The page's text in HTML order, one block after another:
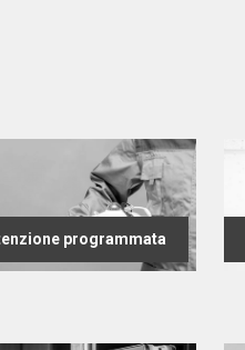
programmata